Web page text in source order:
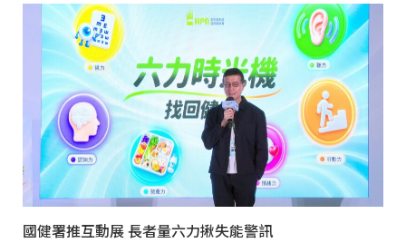
國健署推互動展 長者量六力揪失能警訊